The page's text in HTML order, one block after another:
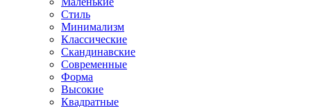
Стиль
Минимализм
Классические
Скандинавские
Современные
Форма
Высокие
Квадратные